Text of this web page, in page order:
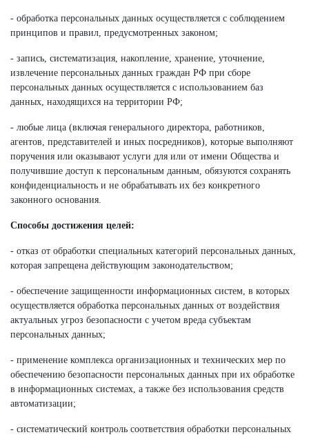
- обработка персональных данных осуществляется с соблюдением
принципов и правил, предусмотренных законом;
- запись, систематизация, накопление, хранение, уточнение,
извлечение персональных данных граждан РФ при сборе
персональных данных осуществляется с использованием баз
данных, находящихся на территории РФ;
- любые лица (включая генерального директора, работников,
агентов, представителей и иных посредников), которые выполняют
поручения или оказывают услуги для или от имени Общества и
получившие доступ к персональным данным, обязуются сохранять
конфиденциальность и не обрабатывать их без конкретного
законного основания.
Способы достижения целей:
- отказ от обработки специальных категорий персональных данных,
которая запрещена действующим законодательством;
- обеспечение защищенности информационных систем, в которых
осуществляется обработка персональных данных от воздействия
актуальных угроз безопасности с учетом вреда субъектам
персональных данных;
- применение комплекса организационных и технических мер по
обеспечению безопасности персональных данных при их обработке
в информационных системах, а также без использования средств
автоматизации;
- систематический контроль соответствия обработки персональных